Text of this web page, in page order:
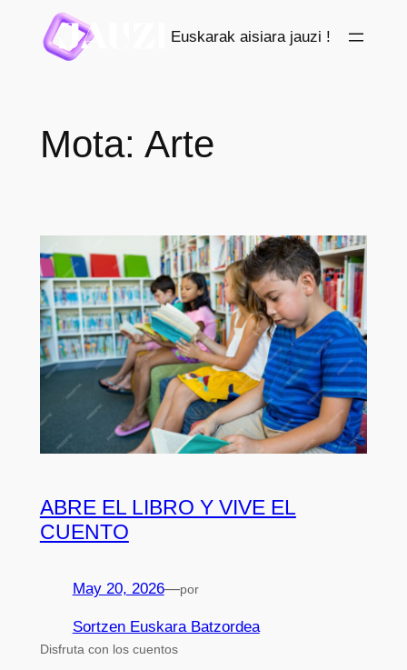
contenido
Euskarak aisiara jauzi !
Mota: Arte
ABRE EL LIBRO Y VIVE EL
CUENTO
May 20, 2026—por
Sortzen Euskara Batzordea
Disfruta con los cuentos